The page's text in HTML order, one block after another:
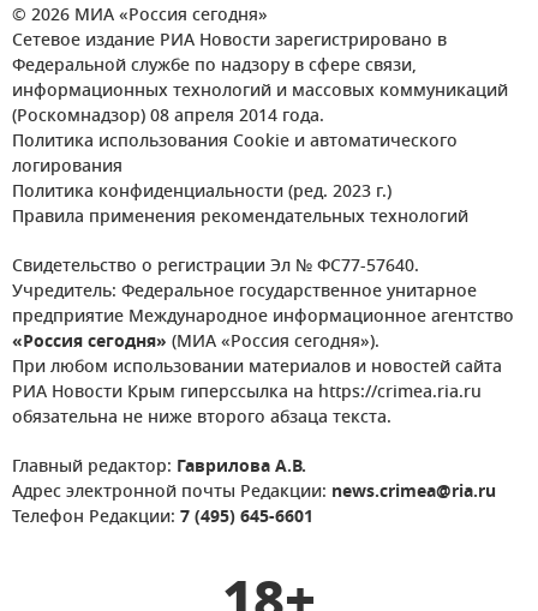
© 2026 МИА «Россия сегодня»
Сетевое издание РИА Новости зарегистрировано в
Федеральной службе по надзору в сфере связи,
информационных технологий и массовых коммуникаций
(Роскомнадзор) 08 апреля 2014 года.
Политика использования Cookie и автоматического
логирования
Политика конфиденциальности (ред. 2023 г.)
Правила применения рекомендательных технологий
Свидетельство о регистрации Эл № ФС77-57640.
Учредитель: Федеральное государственное унитарное
предприятие Международное информационное агентство
«Россия сегодня» (МИА «Россия сегодня»).
При любом использовании материалов и новостей сайта
РИА Новости Крым гиперссылка на https://crimea.ria.ru
обязательна не ниже второго абзаца текста.
Главный редактор: Гаврилова А.В.
Адрес электронной почты Редакции: news.crimea@ria.ru
Телефон Редакции: 7 (495) 645-6601